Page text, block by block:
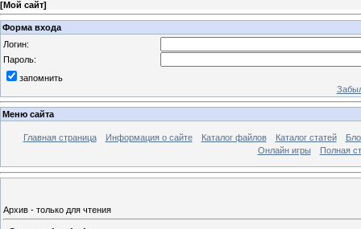
[Мой сайт]
Форма входа
Логин:
Пароль:
запомнить
Меню сайта
Главная страница Информация о сайте Каталог файлов Каталог статей
Онлайн игры
Полная
Архив - только для чтения